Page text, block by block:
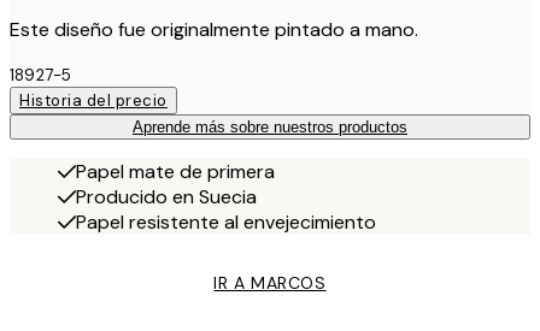
Este diseño fue originalmente pintado a mano.
18927-5
Historia del precio
Aprende más sobre nuestros productos
Papel mate de primera
Producido en Suecia
Papel resistente al envejecimiento
IR A MARCOS